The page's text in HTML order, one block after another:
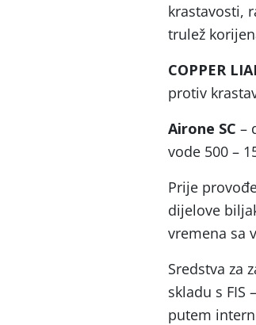
krastavosti,
trulež
COPPER
protiv
Airone SC –
vode 500 –
Prije
dijelove
vremena sa
Sredstva za
skladu s
putem